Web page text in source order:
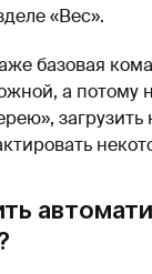
«Вес».
базовая
а потому